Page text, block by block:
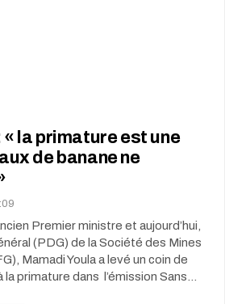
« la primature est une
de banane ne
Premier ministre et aujourd’hui,
(PDG) de la Société des Mines
Mamadi Youla a levé un coin de
primature dans l’émission Sans…